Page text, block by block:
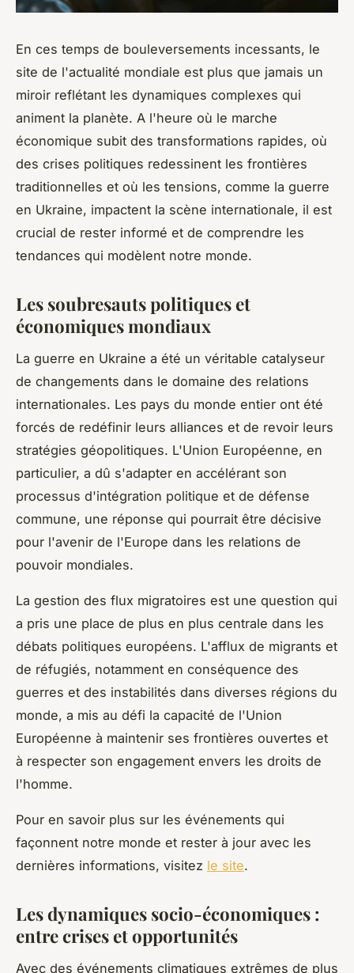
En ces temps de bouleversements incessants, le
site de l'actualité mondiale est plus que jamais un
miroir reflétant les dynamiques complexes qui
animent la planète. A l'heure où le marche
économique subit des transformations rapides, où
des crises politiques redessinent les frontières
traditionnelles et où les tensions, comme la guerre
en Ukraine, impactent la scène internationale, il est
crucial de rester informé et de comprendre les
tendances qui modèlent notre monde.
Les soubresauts politiques et
économiques mondiaux
La guerre en Ukraine a été un véritable catalyseur
de changements dans le domaine des relations
internationales. Les pays du monde entier ont été
forcés de redéfinir leurs alliances et de revoir leurs
stratégies géopolitiques. L'Union Européenne, en
particulier, a dû s'adapter en accélérant son
processus d'intégration politique et de défense
commune, une réponse qui pourrait être décisive
pour l'avenir de l'Europe dans les relations de
pouvoir mondiales.
La gestion des flux migratoires est une question qui
a pris une place de plus en plus centrale dans les
débats politiques européens. L'afflux de migrants et
de réfugiés, notamment en conséquence des
guerres et des instabilités dans diverses régions du
monde, a mis au défi la capacité de l'Union
Européenne à maintenir ses frontières ouvertes et
à respecter son engagement envers les droits de
l'homme.
Pour en savoir plus sur les événements qui
façonnent notre monde et rester à jour avec les
dernières informations, visitez le site.
Les dynamiques socio-économiques :
entre crises et opportunités
Avec des événements climatiques extrêmes de plus